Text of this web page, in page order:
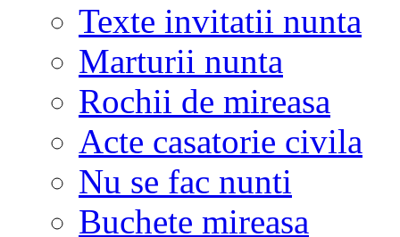
Texte invitatii nunta
Marturii nunta
Rochii de mireasa
Acte casatorie civila
Nu se fac nunti
Buchete mireasa